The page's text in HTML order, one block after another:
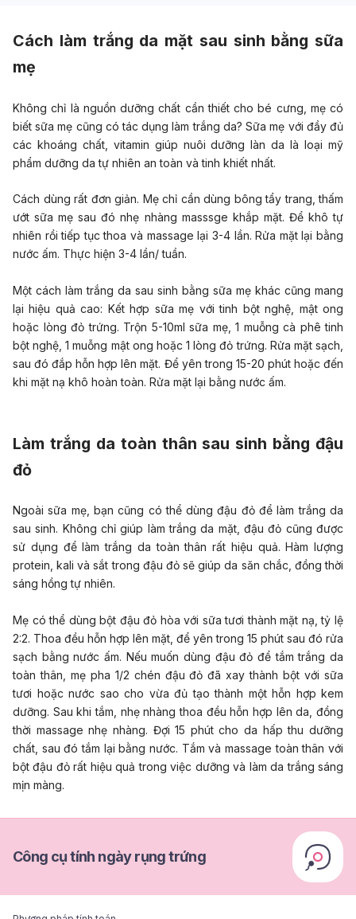
Cách làm trắng da mặt sau sinh bằng sữa
mẹ
Không chỉ là nguồn dưỡng chất cần thiết cho bé cưng, mẹ có
biết sữa mẹ cũng có tác dụng làm trắng da? Sữa mẹ với đầy đủ
các khoáng chất, vitamin giúp nuôi dưỡng làn da là loại mỹ
phẩm dưỡng da tự nhiên an toàn và tinh khiết nhất.
Cách dùng rất đơn giản. Mẹ chỉ cần dùng bông tẩy trang, thấm
ướt sữa mẹ sau đó nhẹ nhàng masssge khắp mặt. Để khô tự
nhiên rồi tiếp tục thoa và massage lại 3-4 lần. Rửa mặt lại bằng
nước ấm. Thực hiện 3-4 lần/ tuần.
Một cách làm trắng da sau sinh bằng sữa mẹ khác cũng mang
lại hiệu quả cao: Kết hợp sữa mẹ với tinh bột nghệ, mật ong
hoặc lòng đỏ trứng. Trộn 5-10ml sữa mẹ, 1 muỗng cà phê tinh
bột nghệ, 1 muỗng mật ong hoặc 1 lòng đỏ trứng. Rửa mặt sạch,
sau đó đắp hỗn hợp lên mặt. Để yên trong 15-20 phút hoặc đến
khi mặt nạ khô hoàn toàn. Rửa mặt lại bằng nước ấm.
Làm trắng da toàn thân sau sinh bằng đậu
đỏ
Ngoài sữa mẹ, bạn cũng có thể dùng đậu đỏ để làm trắng da
sau sinh. Không chỉ giúp làm trắng da mặt, đậu đỏ cũng được
sử dụng để làm trắng da toàn thân rất hiệu quả. Hàm lượng
protein, kali và sắt trong đậu đỏ sẽ giúp da săn chắc, đồng thời
sáng hồng tự nhiên.
Mẹ có thể dùng bột đậu đỏ hòa với sữa tươi thành mặt nạ, tỷ lệ
2:2. Thoa đều hỗn hợp lên mặt, để yên trong 15 phút sau đó rửa
sạch bằng nước ấm. Nếu muốn dùng đậu đỏ để tắm trắng da
toàn thân, mẹ pha 1/2 chén đậu đỏ đã xay thành bột với sữa
tươi hoặc nước sao cho vừa đủ tạo thành một hỗn hợp kem
dưỡng. Sau khi tắm, nhẹ nhàng thoa đều hỗn hợp lên da, đồng
thời massage nhẹ nhàng. Đợi 15 phút cho da hấp thu dưỡng
chất, sau đó tắm lại bằng nước. Tắm và massage toàn thân với
bột đậu đỏ rất hiệu quả trong việc dưỡng và làm da trắng sáng
mịn màng.
Công cụ tính ngày rụng trứng